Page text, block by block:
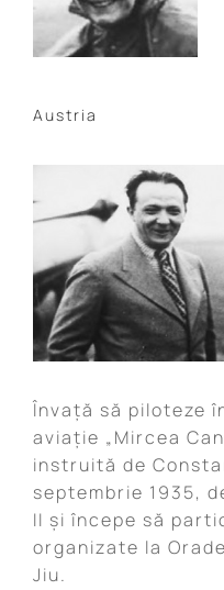
Austria
Învaţă să piloteze
aviație „Mircea
instruită de
septembrie 1935,
II și începe să
organizate la
Jiu.